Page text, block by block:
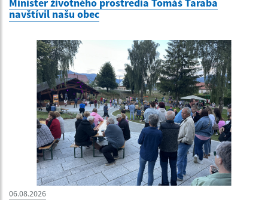
Minister životného prostredia Tomáš Taraba
navštívil našu obec
06.08.2026